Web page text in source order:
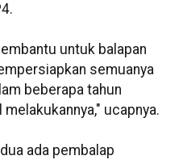
untuk balapan
semuanya
beberapa tahun
ucapnya.
ada pembalap